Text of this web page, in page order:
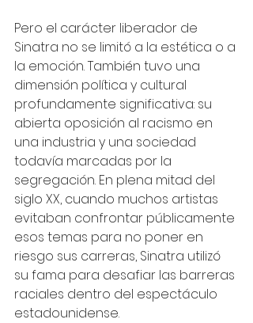
Pero el carácter liberador de
Sinatra no se limitó a la estética o a
la emoción. También tuvo una
dimensión política y cultural
profundamente significativa: su
abierta oposición al racismo en
una industria y una sociedad
todavía marcadas por la
segregación. En plena mitad del
siglo XX, cuando muchos artistas
evitaban confrontar públicamente
esos temas para no poner en
riesgo sus carreras, Sinatra utilizó
su fama para desafiar las barreras
raciales dentro del espectáculo
estadounidense.